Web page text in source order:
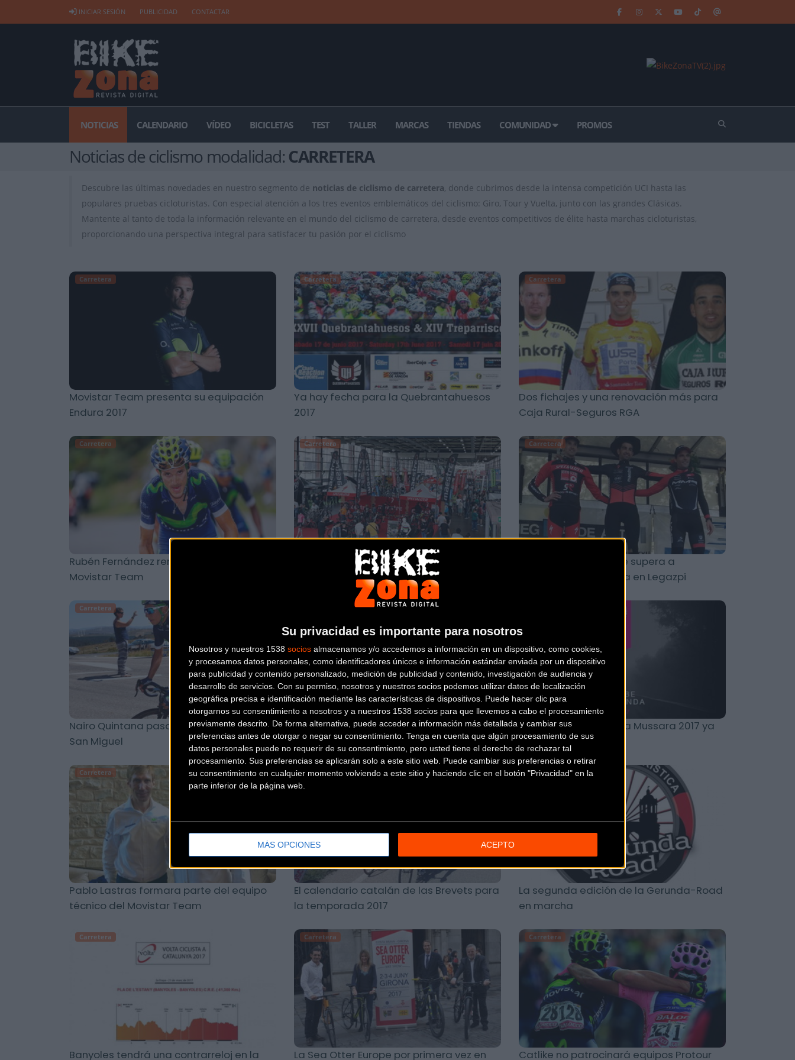
Su privacidad es importante para nosotros
Nosotros y nuestros 1538 socios almacenamos y/o accedemos a información en un dispositivo, como cookies,
y procesamos datos personales, como identificadores únicos e información estándar enviada por un dispositivo
para publicidad y contenido personalizado, medición de publicidad y contenido, investigación de audiencia y
desarrollo de servicios. Con su permiso, nosotros y nuestros socios podemos utilizar datos de localización
geográfica precisa e identificación mediante las características de dispositivos. Puede hacer clic para
otorgarnos su consentimiento a nosotros y a nuestros 1538 socios para que llevemos a cabo el procesamiento
previamente descrito. De forma alternativa, puede acceder a información más detallada y cambiar sus
preferencias antes de otorgar o negar su consentimiento. Tenga en cuenta que algún procesamiento de sus
datos personales puede no requerir de su consentimiento, pero usted tiene el derecho de rechazar tal
procesamiento. Sus preferencias se aplicarán solo a este sitio web. Puede cambiar sus preferencias o retirar
su consentimiento en cualquier momento volviendo a este sitio y haciendo clic en el botón "Privacidad" en la
parte inferior de la página web.
MÁS OPCIONES ACEPTO
INICIAR SESIÓN PUBLICIDAD CONTACTAR
NOTICIAS CALENDARIO VÍDEO BICICLETAS TEST TALLER MARCAS TIENDAS COMUNIDAD PROMOS
Noticias de ciclismo modalidad: CARRETERA
Descubre las últimas novedades en nuestro segmento de noticias de ciclismo de carretera, donde cubrimos desde la intensa competición UCI hasta las
populares pruebas cicloturistas. Con especial atención a los tres eventos emblemáticos del ciclismo: Giro, Tour y Vuelta, junto con las grandes Clásicas.
Mantente al tanto de toda la información relevante en el mundo del ciclismo de carretera, desde eventos competitivos de élite hasta marchas cicloturistas,
proporcionando una perspectiva integral para satisfacer tu pasión por el ciclismo
Carretera
Movistar Team presenta su equipación
Endura 2017
Carretera
Ya hay fecha para la Quebrantahuesos
2017
Carretera
Dos fichajes y una renovación más para
Caja Rural-Seguros RGA
Carretera
Rubén Fernández renueva hasta 2016 con
Movistar Team
Carretera
La Feria de la Bicicleta BIBE volverá en
mayo de 2017
Carretera
Un Esteban imparable supera a
Hernández y Larrinaga en Legazpi
Carretera
Nairo Quintana pasa revisión en la Clínica
San Miguel
Un año más de Lizarte y ya van 12
La Polar Gran Fondo La Mussara 2017 ya
tiene fecha
Carretera
Pablo Lastras formara parte del equipo
técnico del Movistar Team
Carretera
El calendario catalán de las Brevets para
la temporada 2017
Carretera
La segunda edición de la Gerunda-Road
en marcha
Carretera
Banyoles tendrá una contrarreloj en la
Carretera
La Sea Otter Europe por primera vez en
Carretera
Catlike no patrocinará equipos Protour